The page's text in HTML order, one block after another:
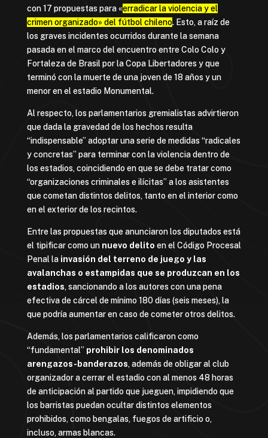
con 17 propuestas para «erradicar la violencia y el
crimen organizado» del fútbol chileno. Esto, a raíz de
los graves incidentes ocurridos durante la semana
pasada en el marco del encuentro entre Colo Colo y
Fortaleza de Brasil por la Copa Libertadores y que
terminó con la muerte de una joven de 18 años y un
menor en el estadio Monumental.
Al respecto, los parlamentarios gremialistas advirtieron
que dada la gravedad de los hechos resulta
“indispensable” adoptar una serie de medidas “radicales
y concretas” para terminar con la violencia dentro de
los estadios, coincidiendo en que se debe tratar como
“organizaciones criminales e ilícitas” a los asistentes
que cometan distintos delitos, tanto en el interior como
en el exterior de los recintos.
Entre las propuestas que anunciaron los diputados está
el tipificar como un nuevo delito en el Código Procesal
Penal la invasión del terreno de juego y las
avalanchas o estampidas que se produzcan en los
estadios, sancionando a los autores con una pena
efectiva de cárcel de mínimo 180 días (seis meses), la
que podría aumentar en caso de cometer otros delitos.
Además, los parlamentarios calificaron como
“fundamental” prohibir los denominados
arengazos-banderazos, además de obligar al club
organizador a cerrar el estadio con al menos 48 horas
de anticipación al partido que jueguen, impidiendo que
los barristas puedan ocultar distintos elementos
prohibidos, como bengalas, fuegos de artificio o,
incluso, armas blancas.